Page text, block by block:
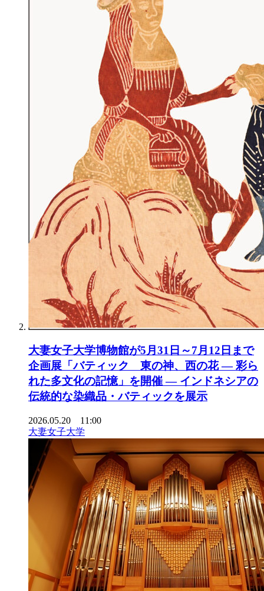
大妻女子大学博物館が5月31日～7月12日まで
企画展「バティック 東の神、西の花 ― 彩ら
れた多文化の記憶」を開催 ― インドネシアの
伝統的な染織品・バティックを展示
2026.05.20 11:00
大妻女子大学